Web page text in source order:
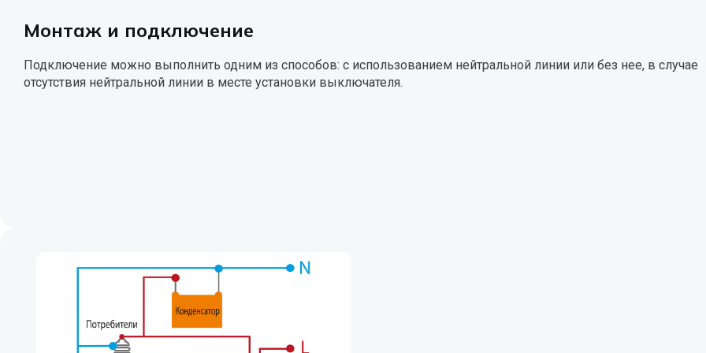
Монтаж и подключение
Подключение можно выполнить одним из способов: с использованием нейтральной линии или без нее, в случае
отсутствия нейтральной линии в месте установки выключателя.